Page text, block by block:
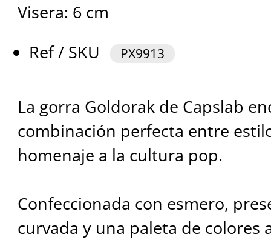
Visera: 6 cm
Ref / SKU
PX9913
La gorra Goldorak de Capslab
combinación perfecta entre
homenaje a la cultura pop.
Confeccionada con esmero,
curvada y una paleta de colores